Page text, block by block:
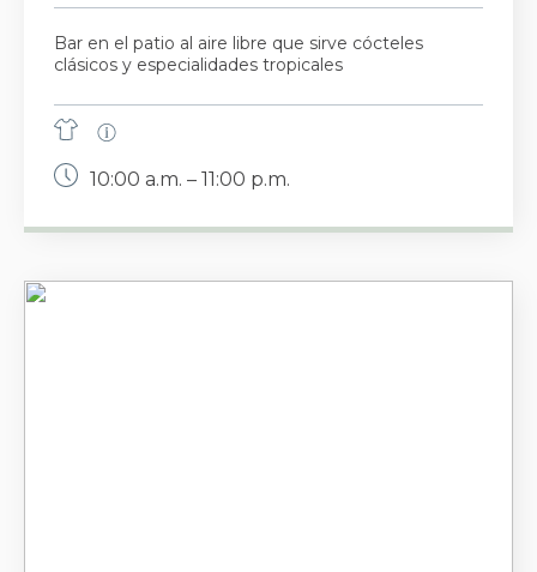
Bar en el patio al aire libre que sirve cócteles
clásicos y especialidades tropicales
10:00 a.m. – 11:00 p.m.